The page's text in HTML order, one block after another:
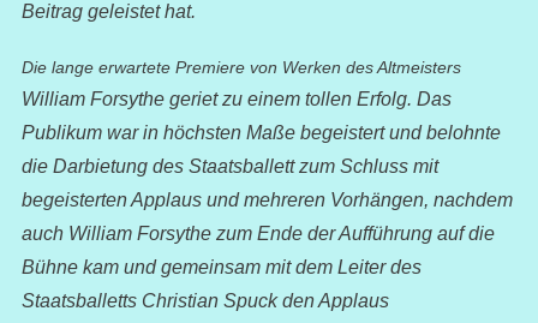
Beitrag geleistet hat.
Die lange erwartete Premiere von Werken desAltmeisters
William Forsythe geriet zu einem tollen Erfolg. Das
Publikum war in höchsten Maße begeistert und belohnte
die Darbietung des Staatsballett zum Schluss mit
begeisterten Applaus und mehreren Vorhängen, nachdem
auch William Forsythe zum Ende der Aufführung auf die
Bühne kam und gemeinsam mit dem Leiter des
Staatsballetts Christian Spuck den Applaus